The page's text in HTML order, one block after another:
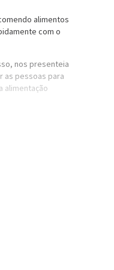
alimentos
com o
nos presenteia
as pessoas para
alimentação